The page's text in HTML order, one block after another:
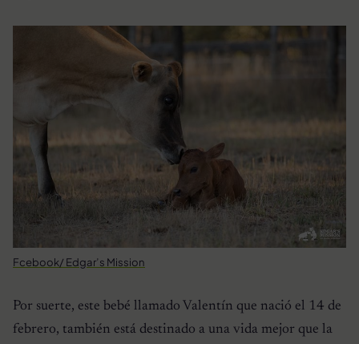
Fcebook/ Edgar’s Mission
Por suerte, este bebé llamado Valentín que nació el 14 de
febrero, también está destinado a una vida mejor que la